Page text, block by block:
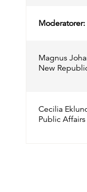
Moderatorer:
Magnus
New
Cecilia
Public Affairs